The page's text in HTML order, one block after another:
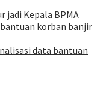
jadi Kepala BPMA
korban banjir
data bantuan